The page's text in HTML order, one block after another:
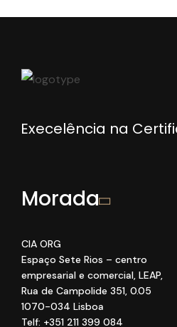
Execelência na
Morada
CIA ORG
Espaço Sete Rios – centro
empresarial e comercial, LEAP,
Rua de Campolide 351, 0.05
1070-034 Lisboa
Telf: +351 211 399 084